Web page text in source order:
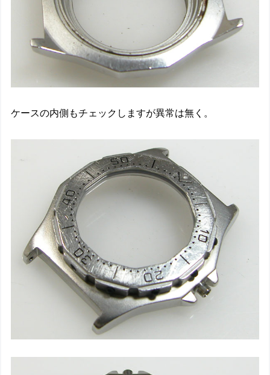
ケースの内側もチェックしますが異常は無く。